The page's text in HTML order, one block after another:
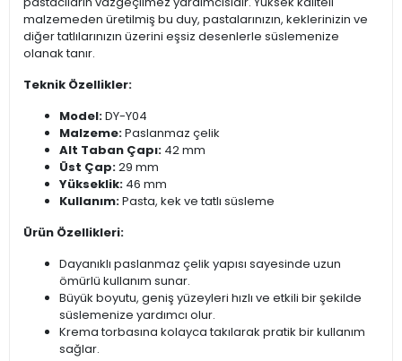
malzemeden üretilmiş bu duy, pastalarınızın, keklerinizin ve
diğer tatlılarınızın üzerini eşsiz desenlerle süslemenize
olanak tanır.
Teknik Özellikler:
Model:DY-Y04
Malzeme:Paslanmaz çelik
Alt Taban Çapı: 42 mm
Üst Çap:29 mm
Yükseklik: 46 mm
Kullanım:Pasta, kek ve tatlı süsleme
Ürün Özellikleri:
Dayanıklı paslanmaz çelik yapısı sayesinde uzun
ömürlü kullanım sunar.
Büyük boyutu, geniş yüzeyleri hızlı ve etkili bir şekilde
süslemenize yardımcı olur.
Krema torbasına kolayca takılarak pratik bir kullanım
sağlar.